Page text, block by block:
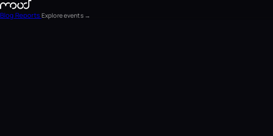
Blog Reports Explore events →